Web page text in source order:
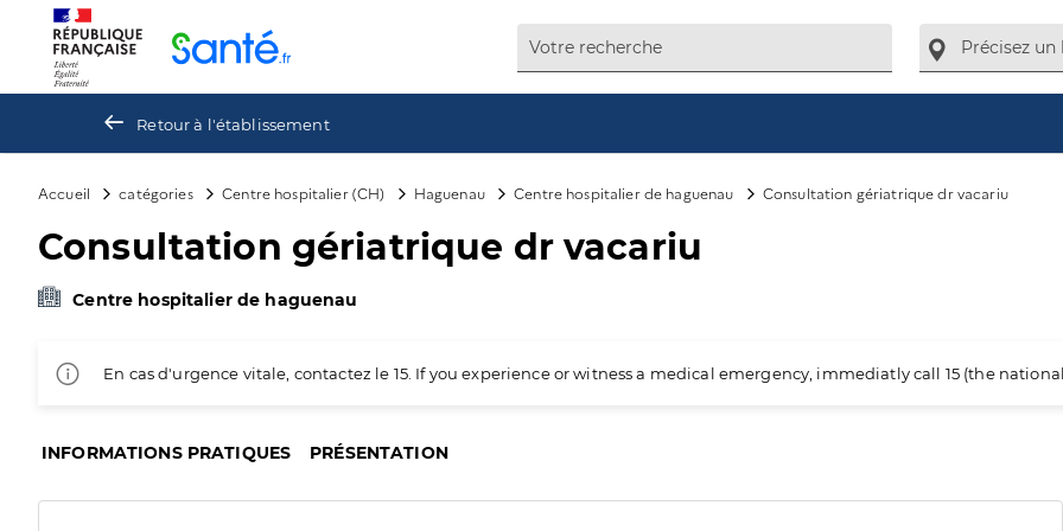
Retour à l'établissement
Accueil catégories Centre hospitalier (CH) Haguenau Centre hospitalier de haguenau Consultation gériatrique dr vacariu
Consultation gériatrique dr vacariu
Centre hospitalier de haguenau
En cas d'urgence vitale, contactez le 15. If you experience or witness a medical emergency, immediatly call 15 (the
INFORMATIONS PRATIQUES PRÉSENTATION
Panneau de gestion des cookies